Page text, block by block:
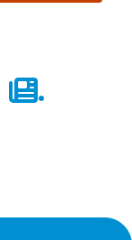
.